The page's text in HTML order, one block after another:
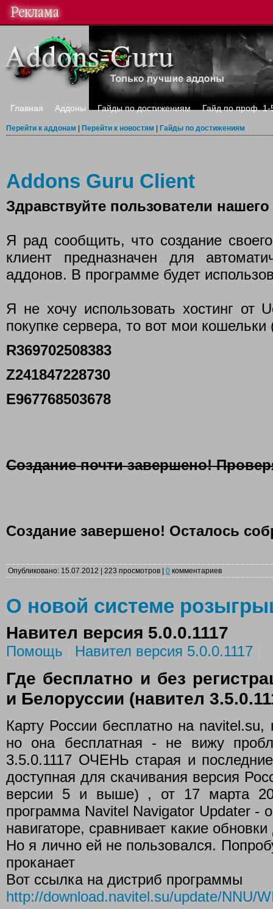
Главная Аддоны Гайды по достижениям Гайд по проф. 1-
Перейти к аддонам Перейти к новостям Гайды по достижениям
Addons Guru Client
Здравствуйте пользователи нашего
Я рад сообщить, что создание
клиент предназначен для
аддонов. В программе будет
Я не хочу использовать хостинг
покупке сервера, то вот мои
R369702508383
Z241847228730
E967768503678
Создание почти завершено!
Создание завершено! Осталось
Опубликовано: 15.07.2012 | 223 просмотров | 0 комментариев
О новой системе
Навител версия 5.0.0.1117
Помощь Навител версия 5.0.0.1117
Где бесплатно и без
и Белоруссии (навител
Карту России бесплатно на navitel.su,
но она бесплатная - не вижу
3.5.0.1117 ОЧЕНЬ старая и
доступная для скачивания версия
версии 5 и выше) , от 17 марта
программа Navitel Navigator Updater -
навигаторе, сравнивает какие
Но я лично ей не пользовался.
проканает
Вот ссылка на дистриб программы
http://download.navitel.su/update/NNU/